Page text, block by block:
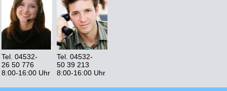
Tel. 04532-
26 50 776
8:00-16:00 Uhr
Tel. 04532-
50 39 213
8:00-16:00 Uhr